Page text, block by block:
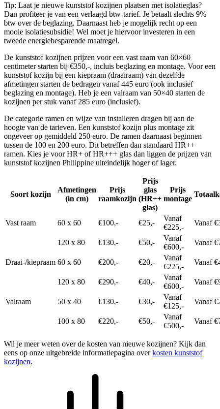
Tip: Laat je nieuwe kunststof kozijnen plaatsen met isolatieglas?
Dan profiteer je van een verlaagd btw-tarief. Je betaalt slechts 9%
btw over de beglazing. Daarnaast heb je mogelijk recht op een
mooie isolatiesubsidie! Wel moet je hiervoor investeren in een
tweede energiebesparende maatregel.
De kunststof kozijnen prijzen voor een vast raam van 60×60
centimeter starten bij €350,-, incluis beglazing en montage. Voor een
kunststof kozijn bij een kiepraam (draairaam) van dezelfde
afmetingen starten de bedragen vanaf 445 euro (ook inclusief
beglazing en montage). Heb je een valraam van 50×40 starten de
kozijnen per stuk vanaf 285 euro (inclusief).
De categorie ramen en wijze van installeren dragen bij aan de
hoogte van de tarieven. Een kunststof kozijn plus montage zit
ongeveer op gemiddeld 250 euro. De ramen daarnaast beginnen
tussen de 100 en 200 euro. Dit betreffen dan standaard HR++
ramen. Kies je voor HR+ of HR+++ glas dan liggen de prijzen van
kunststof kozijnen Philippine uiteindelijk hoger of lager.
Soort kozijn
Afmetingen
(in cm)
Prijs
raamkozijn
Prijs
glas
(HR++
glas)
Prijs
montage
Vast raam 60 x 60 €100,- €25,-
Vanaf
€225,-
Vanaf
120 x 80 €130,- €50,-
Vanaf
€600,-
Vanaf
Draai-/kiepraam 60 x 60 €200,- €20,-
Vanaf
€225,-
Vanaf
120 x 80 €290,- €40,-
Vanaf
€600,-
Vanaf
Valraam 50 x 40 €130,- €30,-
Vanaf
€125,-
Vanaf
100 x 80 €220,- €50,-
Vanaf
€500,-
Vanaf
Wil je meer weten over de kosten van nieuwe kozijnen? Kijk dan
eens op onze uitgebreide informatiepagina overkosten kunststof
kozijnen.